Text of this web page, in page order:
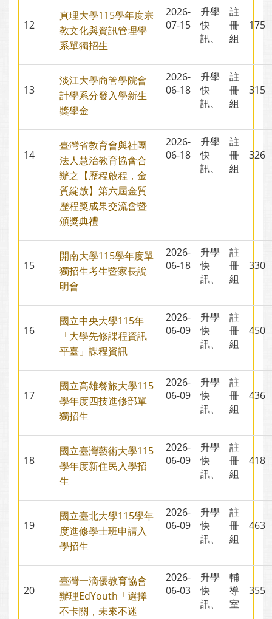
12
真理大學115學年度宗
教文化與資訊管理學
系單獨招生
2026-
07-15
升學
快
訊、
註
冊
組
13
淡江大學商管學院會
計學系分發入學新生
獎學金
2026-
06-18
升學
快
訊、
註
冊
組
14
臺灣省教育會與社團
法人慧治教育協會合
辦之【歷程啟程，金
質綻放】第六屆金質
歷程獎成果交流會暨
頒獎典禮
2026-
06-18
升學
快
訊、
註
冊
組
15
開南大學115學年度單
獨招生考生暨家長說
明會
2026-
06-18
升學
快
訊、
註
冊
組
16
國立中央大學115年
「大學先修課程資訊
平臺」課程資訊
2026-
06-09
升學
快
訊、
註
冊
組
17
國立高雄餐旅大學115
學年度四技進修部單
獨招生
2026-
06-09
升學
快
訊、
註
冊
組
18
國立臺灣藝術大學115
學年度新住民入學招
生
2026-
06-09
升學
快
訊、
註
冊
組
19
國立臺北大學115學年
度進修學士班申請入
學招生
2026-
06-09
升學
快
訊、
註
冊
組
20
臺灣一滴優教育協會
辦理EdYouth「選擇
不卡關，未來不迷
2026-
06-03
升學
快
訊、
輔
導
室